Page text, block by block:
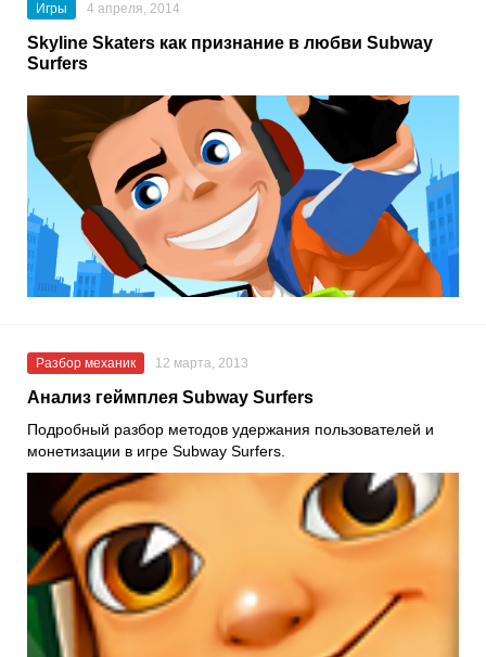
Игры 4 апреля, 2014
Skyline Skaters как признание в любви Subway
Surfers
Разбор механик 12 марта, 2013
Анализ геймплея Subway Surfers
Подробный разбор методов удержания пользователей и
монетизации в игре Subway Surfers.